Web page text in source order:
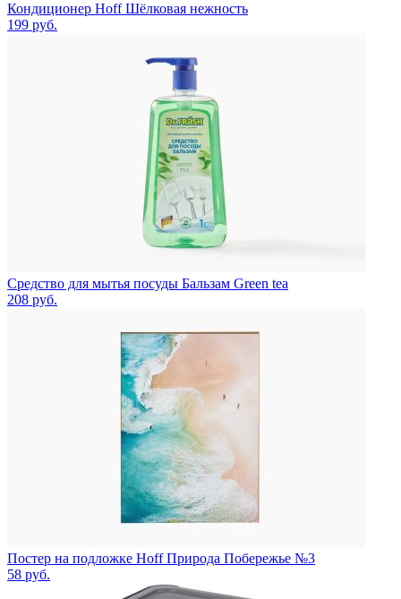
Кондиционер Hoff Шёлковая нежность
199 руб.
Средство для мытья посуды Бальзам Green tea
208 руб.
Постер на подложке Hoff Природа Побережье №3
58 руб.